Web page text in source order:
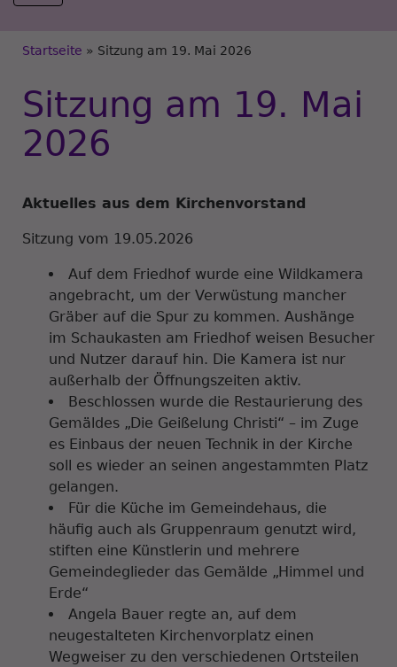
Breadcrumb
Startseite Sitzung am 19. Mai 2026
Sitzung am 19. Mai
2026
Aktuelles aus dem Kirchenvorstand
Sitzung vom 19.05.2026
Auf dem Friedhof wurde eine Wildkamera
angebracht, um der Verwüstung mancher
Gräber auf die Spur zu kommen. Aushänge
im Schaukasten am Friedhof weisen Besucher
und Nutzer darauf hin. Die Kamera ist nur
außerhalb der Öffnungszeiten aktiv.
Beschlossen wurde die Restaurierung des
Gemäldes „Die Geißelung Christi“ – im Zuge
es Einbaus der neuen Technik in der Kirche
soll es wieder an seinen angestammten Platz
gelangen.
Für die Küche im Gemeindehaus, die
häufig auch als Gruppenraum genutzt wird,
stiften eine Künstlerin und mehrere
Gemeindeglieder das Gemälde „Himmel und
Erde“
Angela Bauer regte an, auf dem
neugestalteten Kirchenvorplatz einen
Wegweiser zu den verschiedenen Ortsteilen